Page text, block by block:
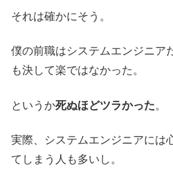
それは確かにそう。
僕の前職はシステムエンジニア
も決して楽ではなかった。
というか死ぬほどツラかった。
実際、システムエンジニアには
てしまう人も多いし。